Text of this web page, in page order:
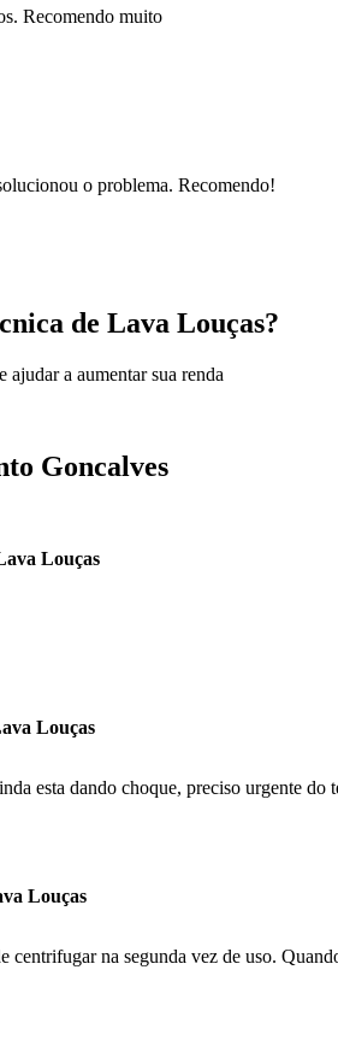
Recomendo muito
o problema. Recomendo!
de Lava Louças?
a aumentar sua renda
Goncalves
Louças
Louças
esta dando choque, preciso urgente do
Louças
na segunda vez de uso.